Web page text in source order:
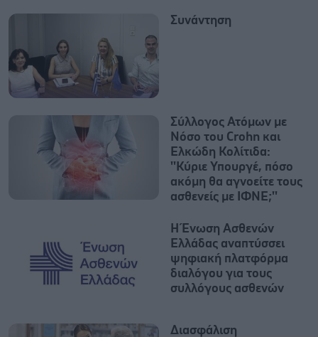
Συνάντηση
Σύλλογος Ατόμων με
Νόσο του Crohn και
Ελκώδη Κολίτιδα:
''Κύριε Υπουργέ, πόσο
ακόμη θα αγνοείτε τους
ασθενείς με ΙΦΝΕ;''
Η Ένωση Ασθενών
Ελλάδας αναπτύσσει
ψηφιακή πλατφόρμα
διαλόγου για τους
συλλόγους ασθενών
Διασφάλιση